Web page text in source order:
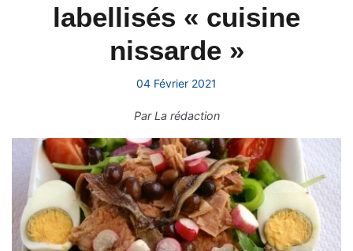
labellisés « cuisine
nissarde »
04 Février 2021
ParLa rédaction